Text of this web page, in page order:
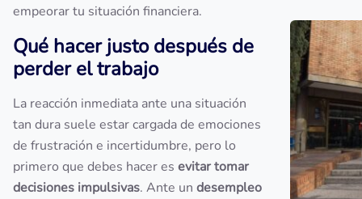
empeorar tu situación financiera.
Qué hacer justo después de
perder el trabajo
La reacción inmediata ante una situación
tan dura suele estar cargada de emociones
de frustración e incertidumbre, pero lo
primero que debes hacer es evitar tomar
decisiones impulsivas. Ante un desempleo